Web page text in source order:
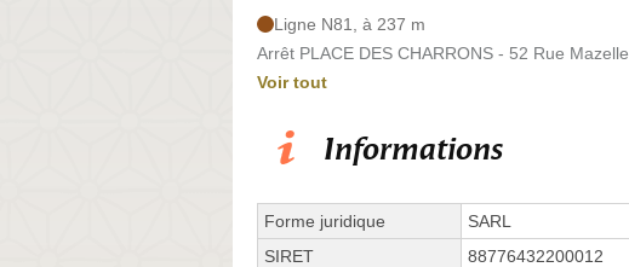
Ligne N81, à 237 m
Arrêt PLACE DES CHARRONS - 52 Rue Mazelle
Voir tout
Informations
Forme juridique
SARL
SIRET
88776432200012